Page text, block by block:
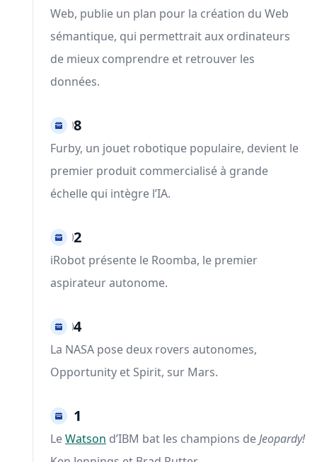
Web, publie un plan pour la création du Web
sémantique, qui permettrait aux ordinateurs
de mieux comprendre et retrouver les
données.
1998
Furby, un jouet robotique populaire, devient le
premier produit commercialisé à grande
échelle qui intègre l’IA.
2002
iRobot présente le Roomba, le premier
aspirateur autonome.
2004
La NASA pose deux rovers autonomes,
Opportunity et Spirit, sur Mars.
2011
LeWatson d’IBM bat les champions deJeopardy!